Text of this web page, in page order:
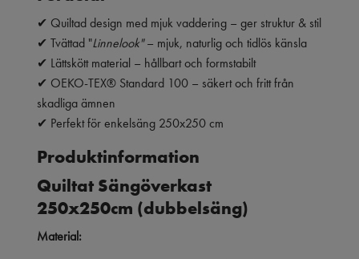
✔ Quiltad design med mjuk vaddering – ger struktur & stil
✔ Tvättad "Linnelook" – mjuk, naturlig och tidlös känsla
✔ Lättskött material – hållbart och formstabilt
✔ OEKO-TEX® Standard 100 – säkert och fritt från
skadliga ämnen
✔ Perfekt för enkelsäng 250x250 cm
Produktinformation
Quiltat Sängöverkast
250x250cm (dubbelsäng)
Material: